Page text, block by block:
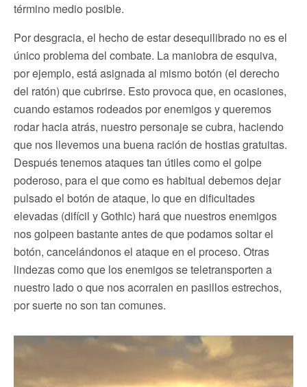
término medio posible.
Por desgracia, el hecho de estar desequilibrado no es el
único problema del combate. La maniobra de esquiva,
por ejemplo, está asignada al mismo botón (el derecho
del ratón) que cubrirse. Esto provoca que, en ocasiones,
cuando estamos rodeados por enemigos y queremos
rodar hacia atrás, nuestro personaje se cubra, haciendo
que nos llevemos una buena ración de hostias gratuitas.
Después tenemos ataques tan útiles como el golpe
poderoso, para el que como es habitual debemos dejar
pulsado el botón de ataque, lo que en dificultades
elevadas (difícil y Gothic) hará que nuestros enemigos
nos golpeen bastante antes de que podamos soltar el
botón, cancelándonos el ataque en el proceso. Otras
lindezas como que los enemigos se teletransporten a
nuestro lado o que nos acorralen en pasillos estrechos,
por suerte no son tan comunes.